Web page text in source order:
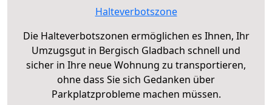
Halteverbotszone
Die Halteverbotszonen ermöglichen es Ihnen, Ihr
Umzugsgut in Bergisch Gladbach schnell und
sicher in Ihre neue Wohnung zu transportieren,
ohne dass Sie sich Gedanken über
Parkplatzprobleme machen müssen.